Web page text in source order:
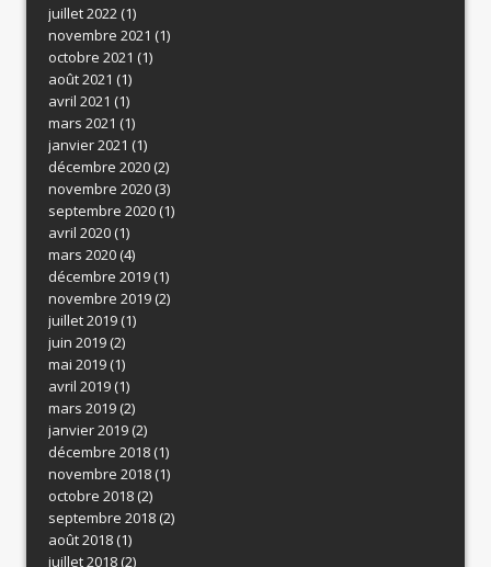
juillet 2022(1)
novembre 2021 (1)
octobre 2021 (1)
août 2021 (1)
avril 2021 (1)
mars 2021 (1)
janvier 2021 (1)
décembre 2020(2)
novembre 2020(3)
septembre 2020(1)
avril 2020(1)
mars 2020(4)
décembre 2019(1)
novembre 2019(2)
juillet 2019(1)
juin 2019(2)
mai 2019(1)
avril 2019(1)
mars 2019(2)
janvier 2019(2)
décembre 2018(1)
novembre 2018(1)
octobre 2018(2)
septembre 2018(2)
août 2018(1)
juillet 2018(2)